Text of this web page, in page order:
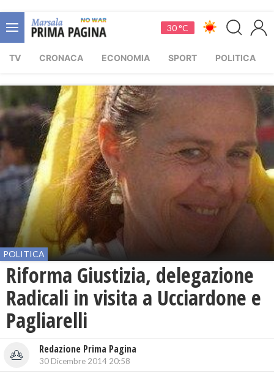
30 °C
TV CRONACA ECONOMIA SPORT POLITICA
POLITICA
Riforma Giustizia, delegazione
Radicali in visita a Ucciardone e
Pagliarelli
Redazione Prima Pagina
30 Dicembre 2014 20:58